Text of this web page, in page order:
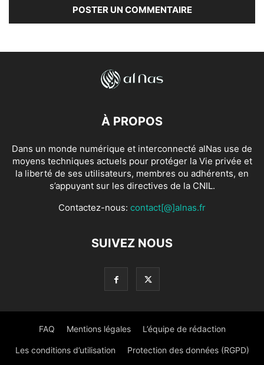
À PROPOS
Dans un monde numérique et interconnecté alNas use de
moyens techniques actuels pour protéger la Vie privée et
la liberté de ses utilisateurs, membres ou adhérents, en
s’appuyant sur les directives de la CNIL.
Contactez-nous: contact[@]alnas.fr
SUIVEZ NOUS
FAQ Mentions légales L’équipe de rédaction
Les conditions d’utilisation Protection des données (RGPD)